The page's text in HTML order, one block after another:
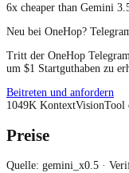
6x cheaper than Gemini
Neu bei OneHop?
Tritt der OneHop
um $1 Startguthaben zu
Beitreten und anfordern
1049K KontextVisionTool
Preise
Quelle: gemini_x0.5 ·